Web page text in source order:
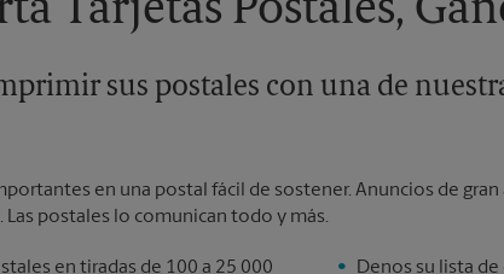
Tarjetas Postales,
sus postales con una de
en una postal fácil de sostener. Anuncios de
Las postales lo comunican todo y más.
en tiradas de 100 a 25 000
Denos su lista